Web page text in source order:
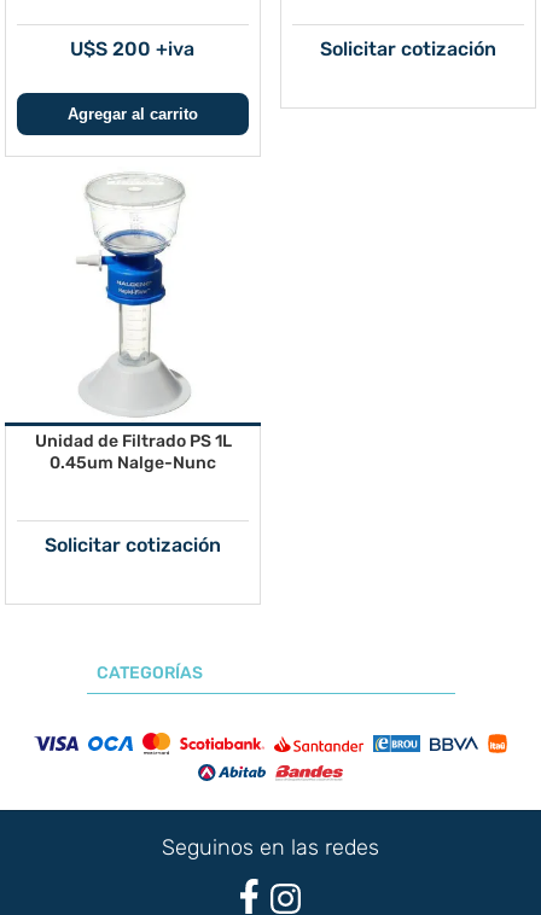
U$S 200 +iva Solicitar cotización
Unidad de Filtrado PS 1L
0.45um Nalge-Nunc
Solicitar cotización
CATEGORÍAS
Seguinos en las redes